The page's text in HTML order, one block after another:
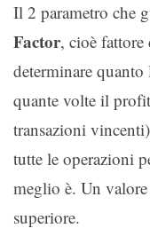
Il 2 parametro che
Factor, cioè
determinare quanto
quante volte il
transazioni
tutte le operazioni
meglio è. Un
superiore.